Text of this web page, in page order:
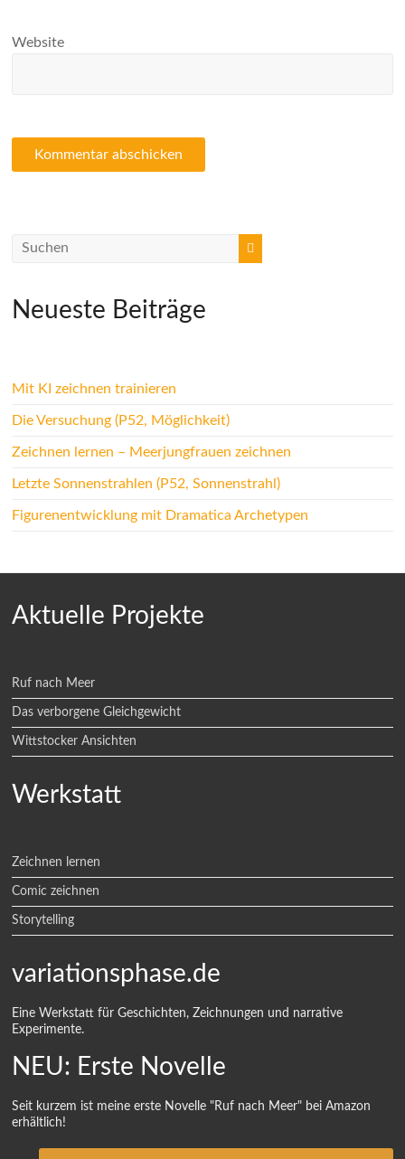
Website
Neueste Beiträge
Mit KI zeichnen trainieren
Die Versuchung (P52, Möglichkeit)
Zeichnen lernen – Meerjungfrauen zeichnen
Letzte Sonnenstrahlen (P52, Sonnenstrahl)
Figurenentwicklung mit Dramatica Archetypen
Aktuelle Projekte
Ruf nach Meer
Das verborgene Gleichgewicht
Wittstocker Ansichten
Werkstatt
Zeichnen lernen
Comic zeichnen
Storytelling
variationsphase.de
Eine Werkstatt für Geschichten, Zeichnungen und narrative
Experimente.
NEU: Erste Novelle
Seit kurzem ist meine erste Novelle "Ruf nach Meer" bei Amazon
erhältlich!